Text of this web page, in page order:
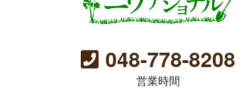
048-778-8208
営業時間